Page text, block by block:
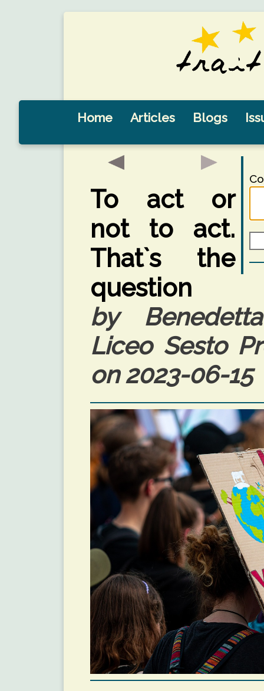
Home Articles Blogs
To act or
not to act.
That`s the
question
by
Liceo Sesto
on 2023-06-15